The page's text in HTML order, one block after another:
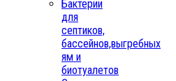
Бактерии
для
септиков,
бассейнов,выгребных
ям и
биотуалетов